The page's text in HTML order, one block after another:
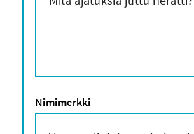
Nimimerkki